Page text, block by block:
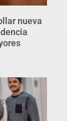
nueva